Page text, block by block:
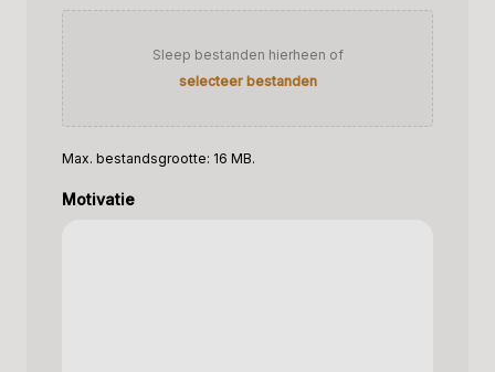
Sleep bestanden hierheen of
selecteer bestanden
Max. bestandsgrootte: 16 MB.
Motivatie